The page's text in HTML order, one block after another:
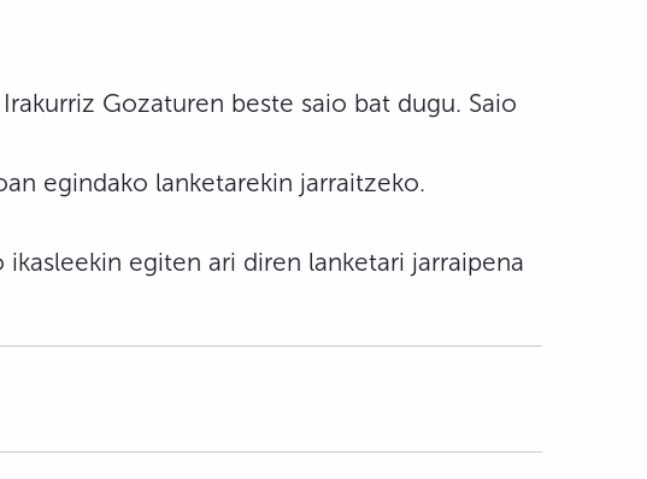
Gozaturen beste saio bat dugu. Saio
egindako lanketarekin jarraitzeko.
egiten ari diren lanketari jarraipena